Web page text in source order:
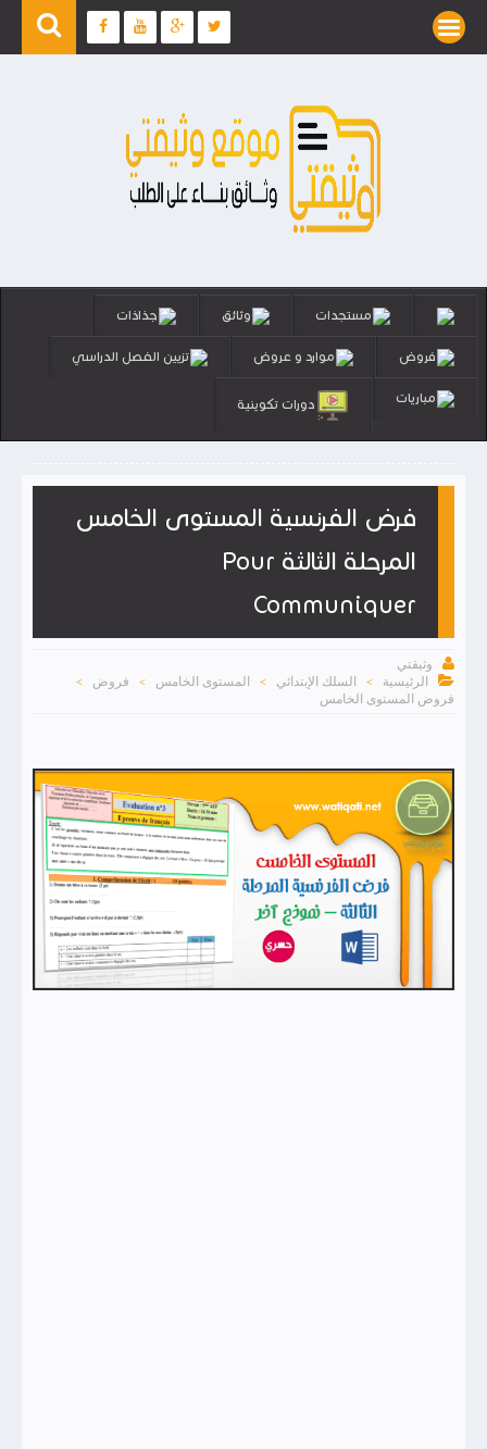
مستجدات وثائق جذاذات
فروض موارد و عروض تزيين الفصل الدراسي
مباريات دورات تكوينية
فرض الفرنسية المستوى الخامس
المرحلة الثالثة Pour
Communiquer

وثيقتي

الرئيسية > السلك الإبتدائي > المستوى الخامس > فروض >
فروض المستوى الخامس